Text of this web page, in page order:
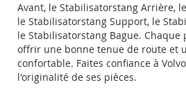
Avant, le Stabilisatorstang Arrière,
le Stabilisatorstang Support, le
le Stabilisatorstang Bague. Chaque
offrir une bonne tenue de route et
confortable. Faites confiance à
l'originalité de ses pièces.